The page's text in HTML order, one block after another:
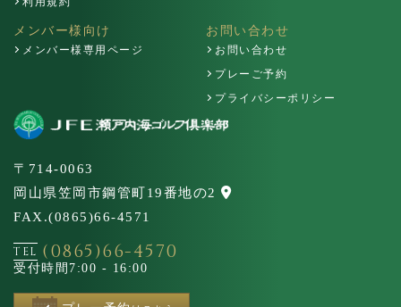
メンバー様向け
メンバー様専用ページ
お問い合わせ
お問い合わせ
プレーご予約
プライバシーポリシー
〒714-0063
岡山県笠岡市鋼管町19番地の2
FAX.(0865)66-4571
TEL (0865)66-4570
受付時間 7:00 - 16:00